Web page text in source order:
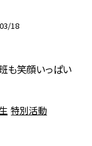
18
も笑顔いっぱい
特別活動